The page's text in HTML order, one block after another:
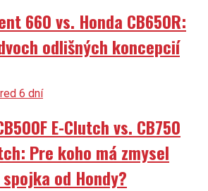
660 vs. Honda CB650R:
odlišných koncepcií
6 dní
E-Clutch vs. CB750
Pre koho má zmysel
od Hondy?